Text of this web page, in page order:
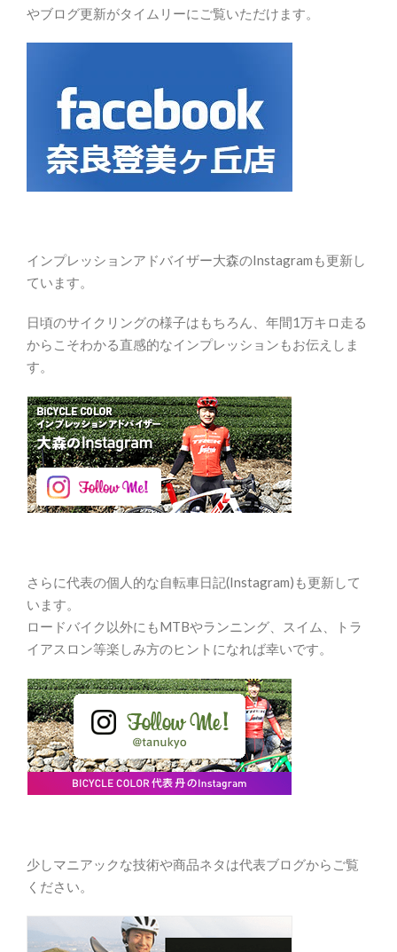
やブログ更新がタイムリーにご覧いただけます。
インプレッションアドバイザー大森のInstagramも更新し
ています。
日頃のサイクリングの様子はもちろん、年間1万キロ走る
からこそわかる直感的なインプレッションもお伝えしま
す。
さらに代表の個人的な自転車日記(Instagram)も更新して
います。
ロードバイク以外にもMTBやランニング、スイム、トラ
イアスロン等楽しみ方のヒントになれば幸いです。
少しマニアックな技術や商品ネタは代表ブログからご覧
ください。